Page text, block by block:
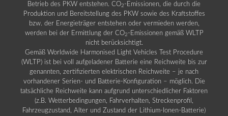
Betrieb des PKW entstehen. CO2 -Emissionen, die durch die
Produktion und Bereitstellung des PKW sowie des Kraftstoffes
bzw. der Energieträger entstehen oder vermieden werden,
werden bei der Ermittlung der CO2 -Emissionen gemäß WLTP
nicht berücksichtigt.
Gemäß Worldwide Harmonised Light Vehicles Test Procedure
(WLTP) ist bei voll aufgeladener Batterie eine Reichweite bis zur
genannten, zertifizierten elektrischen Reichweite – je nach
vorhandener Serien- und Batterie-Konfiguration – möglich. Die
tatsächliche Reichweite kann aufgrund unterschiedlicher Faktoren
(z.B. Wetterbedingungen, Fahrverhalten, Streckenprofil,
Fahrzeugzustand, Alter und Zustand der Lithium-Ionen-Batterie)